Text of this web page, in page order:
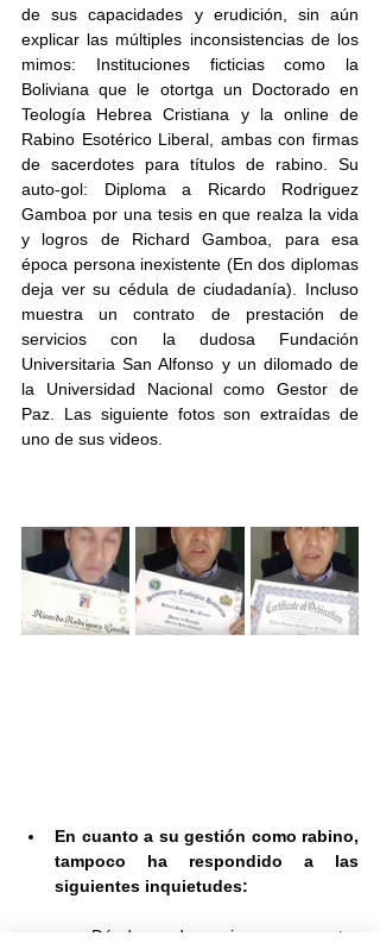
de sus capacidades y erudición, sin aún
explicar las múltiples inconsistencias de los
mimos: Instituciones ficticias como la
Boliviana que le otortga un Doctorado en
Teología Hebrea Cristiana y la online de
Rabino Esotérico Liberal, ambas con firmas
de sacerdotes para títulos de rabino. Su
auto-gol: Diploma a Ricardo Rodriguez
Gamboa por una tesis en que realza la vida
y logros de Richard Gamboa, para esa
época persona inexistente (En dos diplomas
deja ver su cédula de ciudadanía). Incluso
muestra un contrato de prestación de
servicios con la dudosa Fundación
Universitaria San Alfonso y un dilomado de
la Universidad Nacional como Gestor de
Paz. Las siguiente fotos son extraídas de
uno de sus videos.
En cuanto a su gestión como rabino,
tampoco ha respondido a las
siguientes inquietudes:
o   ¿Dónde queda su sinagoga o centro